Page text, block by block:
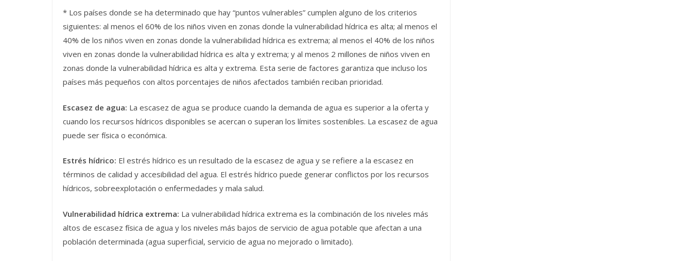
* Los países donde se ha determinado que hay “puntos vulnerables” cumplen alguno de los criterios
siguientes: al menos el 60% de los niños viven en zonas donde la vulnerabilidad hídrica es alta; al menos el
40% de los niños viven en zonas donde la vulnerabilidad hídrica es extrema; al menos el 40% de los niños
viven en zonas donde la vulnerabilidad hídrica es alta y extrema; y al menos 2 millones de niños viven en
zonas donde la vulnerabilidad hídrica es alta y extrema. Esta serie de factores garantiza que incluso los
países más pequeños con altos porcentajes de niños afectados también reciban prioridad.
Escasez de agua: La escasez de agua se produce cuando la demanda de agua es superior a la oferta y
cuando los recursos hídricos disponibles se acercan o superan los límites sostenibles. La escasez de agua
puede ser física o económica.
Estrés hídrico: El estrés hídrico es un resultado de la escasez de agua y se refiere a la escasez en
términos de calidad y accesibilidad del agua. El estrés hídrico puede generar conflictos por los recursos
hídricos, sobreexplotación o enfermedades y mala salud.
Vulnerabilidad hídrica extrema: La vulnerabilidad hídrica extrema es la combinación de los niveles más
altos de escasez física de agua y los niveles más bajos de servicio de agua potable que afectan a una
población determinada (agua superficial, servicio de agua no mejorado o limitado).